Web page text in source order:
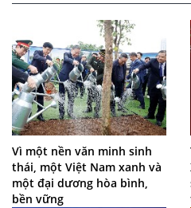
Vì một nền văn minh sinh
thái, một Việt Nam xanh và
một đại dương hòa bình,
bền vững